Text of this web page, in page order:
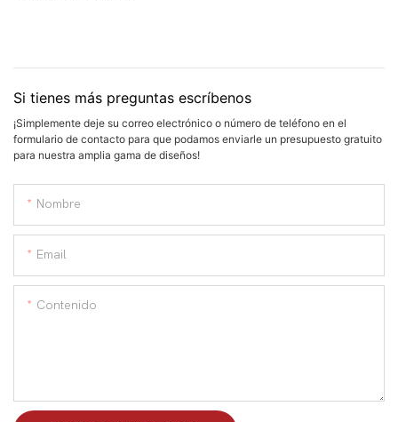
Si tienes más preguntas escríbenos
¡Simplemente deje su correo electrónico o número de teléfono en el
formulario de contacto para que podamos enviarle un presupuesto gratuito
para nuestra amplia gama de diseños!
Nombre
Email
Contenido